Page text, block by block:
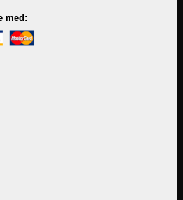
med: